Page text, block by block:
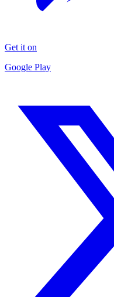
Get it on
Google Play